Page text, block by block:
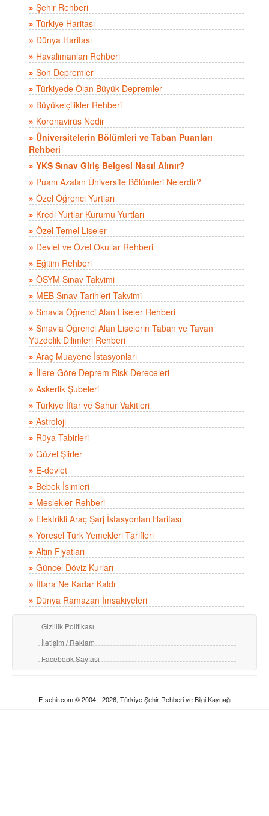
» Şehir Rehberi
» Türkiye Haritası
» Dünya Haritası
» Havalimanları Rehberi
» Son Depremler
» Türkiyede Olan Büyük Depremler
» Büyükelçilikler Rehberi
» Koronavirüs Nedir
» Üniversitelerin Bölümleri ve Taban Puanları
Rehberi
» YKS Sınav Giriş Belgesi Nasıl Alınır?
» Puanı Azalan Üniversite Bölümleri Nelerdir?
» Özel Öğrenci Yurtları
» Kredi Yurtlar Kurumu Yurtları
» Özel Temel Liseler
» Devlet ve Özel Okullar Rehberi
» Eğitim Rehberi
» ÖSYM Sınav Takvimi
» MEB Sınav Tarihleri Takvimi
» Sınavla Öğrenci Alan Liseler Rehberi
» Sınavla Öğrenci Alan Liselerin Taban ve Tavan
Yüzdelik Dilimleri Rehberi
» Araç Muayene İstasyonları
» İllere Göre Deprem Risk Dereceleri
» Askerlik Şubeleri
» Türkiye İftar ve Sahur Vakitleri
» Astroloji
» Rüya Tabirleri
» Güzel Şiirler
» E-devlet
» Bebek İsimleri
» Meslekler Rehberi
» Elektrikli Araç Şarj İstasyonları Haritası
» Yöresel Türk Yemekleri Tarifleri
» Altın Fiyatları
» Güncel Döviz Kurları
» İftara Ne Kadar Kaldı
» Dünya Ramazan İmsakiyeleri
Gizlilik Politikası
İletişim / Reklam
Facebook Sayfası
E-sehir.com © 2004 - 2026, Türkiye Şehir Rehberi ve Bilgi Kaynağı